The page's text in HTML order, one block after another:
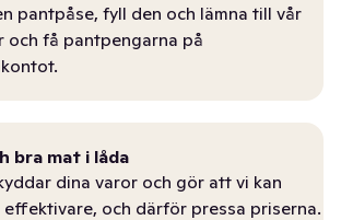
pantpåse, fyll den och lämna till vår
och få pantpengarna på
bra mat i låda
dina varor och gör att vi kan
effektivare, och därför pressa priserna.